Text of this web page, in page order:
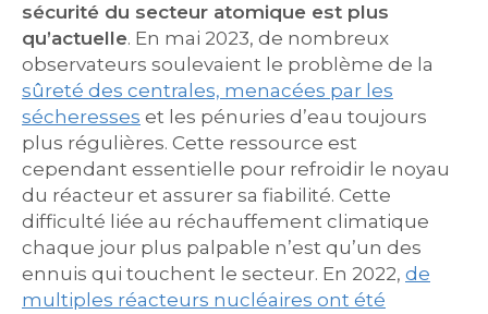
sécurité du secteur atomique est plus
qu’actuelle. En mai 2023, de nombreux
observateurs soulevaient le problème de la
sûreté des centrales, menacées par les
sécheresses et les pénuries d’eau toujours
plus régulières. Cette ressource est
cependant essentielle pour refroidir le noyau
du réacteur et assurer sa fiabilité. Cette
difficulté liée au réchauffement climatique
chaque jour plus palpable n’est qu’un des
ennuis qui touchent le secteur. En 2022, de
multiples réacteurs nucléaires ont été